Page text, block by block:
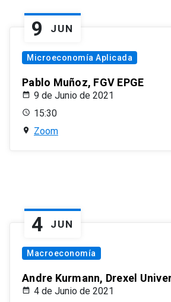
9 JUN
Microeconomía Aplicada
Pablo Muñoz, FGV EPGE
9 de Junio de 2021
15:30
Zoom
4 JUN
Macroeconomía
Andre Kurmann, Drexel
4 de Junio de 2021